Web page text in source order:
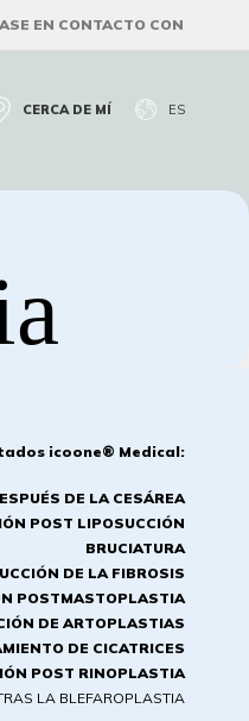
EN CONTACTO CON
CERCA DE MÍ ES
icoone® Medical:
DE LA CESÁREA
POST LIPOSUCCIÓN
BRUCIATURA
DE LA FIBROSIS
POSTMASTOPLASTIA
DE ARTOPLASTIAS
DE CICATRICES
POST RINOPLASTIA
LA BLEFAROPLASTIA